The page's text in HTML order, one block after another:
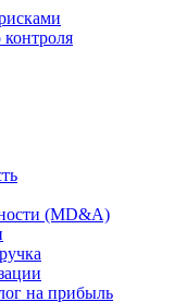
(MD&A)
на прибыль